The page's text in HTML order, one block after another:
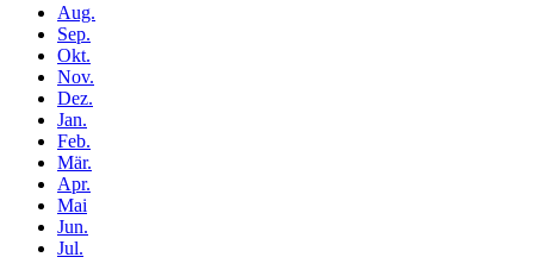
Aug.
Sep.
Okt.
Nov.
Dez.
Jan.
Feb.
Mär.
Apr.
Mai
Jun.
Jul.